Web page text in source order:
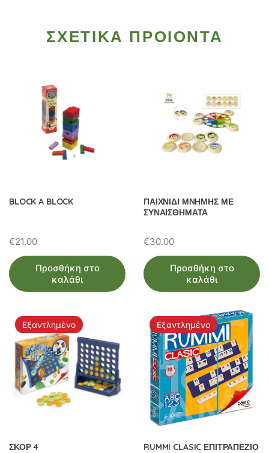
ΣΧΕΤΙΚΑ ΠΡΟΙΟΝΤΑ
BLOCK A BLOCK
€21.00
Προσθήκη στο
καλάθι
ΠΑΙΧΝΙΔΙ ΜΝΗΜΗΣ ΜΕ
ΣΥΝΑΙΣΘΗΜΑΤΑ
€30.00
Προσθήκη στο
καλάθι
Εξαντλημένο
ΣΚΟΡ 4
Εξαντλημένο
RUMMI CLASIC ΕΠΙΤΡΑΠΕΖΙΟ